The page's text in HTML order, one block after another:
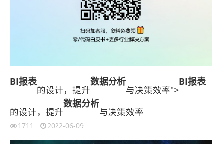
BI报表
的设计，提升
数据分析
与决策效率">
BI报表
的设计，提升
数据分析
与决策效率
1711 2022-06-09